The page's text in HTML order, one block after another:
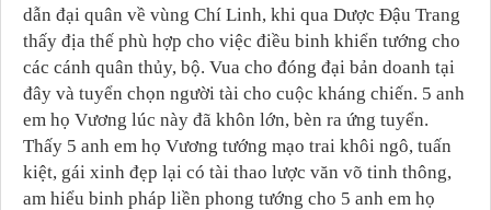
dẫn đại quân về vùng Chí Linh, khi qua Dược Đậu Trang
thấy địa thế phù hợp cho việc điều binh khiển tướng cho
các cánh quân thủy, bộ. Vua cho đóng đại bản doanh tại
đây và tuyển chọn người tài cho cuộc kháng chiến. 5 anh
em họ Vương lúc này đã khôn lớn, bèn ra ứng tuyển.
Thấy 5 anh em họ Vương tướng mạo trai khôi ngô, tuấn
kiệt, gái xinh đẹp lại có tài thao lược văn võ tinh thông,
am hiểu binh pháp liền phong tướng cho 5 anh em họ